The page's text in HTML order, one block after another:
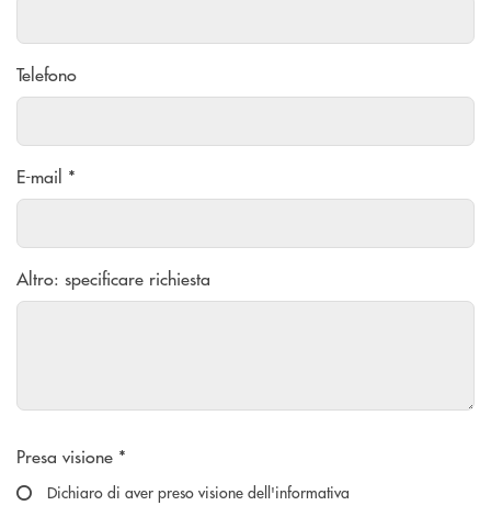
Telefono
E-mail *
Altro: specificare richiesta
Scegliere un'opzione
Presa visione *
Dichiaro di aver preso visione dell'informativa